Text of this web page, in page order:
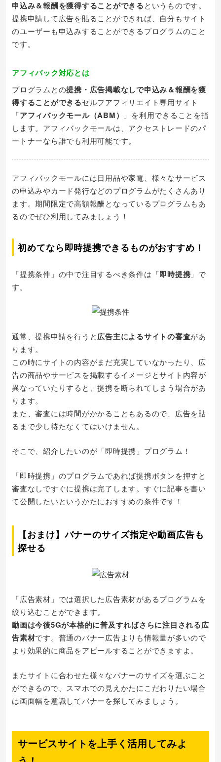
申込み＆報酬を獲得することができるというものです。
提携申請して広告を貼ることができれば、自分もサイト
のユーザーも申込みすることができるプログラムのこと
です。
アフィバック対応とは
プログラムとの提携・広告掲載なしで申込み＆報酬を獲
得することができるセルフアフィリエイト専用サイト
「アフィバックモール（ABM）
」を利用できることを指
します。アフィバックモールは、アクセストレードのパ
ートナーなら誰でも利用可能です。
アフィバックモールには日用品や家電、様々なサービス
の申込みやカード発行などのプログラムがたくさんあり
ます。期間限定で高額報酬となっているプログラムもあ
るのでぜひ利用してみましょう！
初めてなら即時提携できるものがおすすめ！
「提携条件」の中で注目するべき条件は「即時提携 」で
す。
通常、提携申請を行うと広告主によるサイトの審査があ
ります。
この時にサイトの内容がまだ充実していなかったり、広
告の商品やサービスを掲載するイメージとサイト内容が
異なっていたりすると、提携を断られてしまう場合があ
ります。
また、審査には時間がかかることもあるので、広告を貼
るまで少し待たなくてはいけません。
そこで、紹介したいのが「即時提携」プログラム！
「即時提携」のプログラムであれば提携ボタンを押すと
審査なしですぐに提携は完了します。すぐに記事を書い
て公開したいというかたにおすすめの条件です！
【おまけ】バナーのサイズ指定や動画広告も
探せる
「広告素材」では選択した広告素材があるプログラムを
絞り込むことができます。
動画は今後5Gが本格的に普及すればさらに注目される広
告素材です。普通のバナー広告よりも情報量が多いので
より効果的に商品をアピールすることができますよ。
またサイトに合わせた様々なバナーのサイズを選ぶこと
ができるので、スマホでの見えかたにこだわりたい場合
は画面幅を意識してバナーを探してみましょう。
サービスサイトを上手く活用してみよ